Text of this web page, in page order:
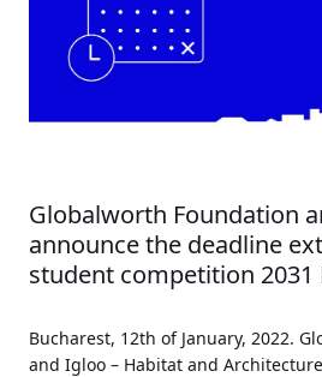
Globalworth Foundation
announce the deadline
student competition 2031
Bucharest, 12th of January, 2022.
and Igloo – Habitat and